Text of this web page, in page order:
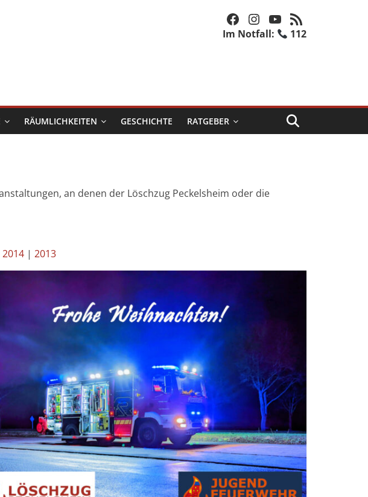
Facebook Instagram YouTube RSS-Feed
Im Notfall: 112
RÄUMLICHKEITEN GESCHICHTE RATGEBER
an denen der Löschzug Peckelsheim oder die
2014 | 2013